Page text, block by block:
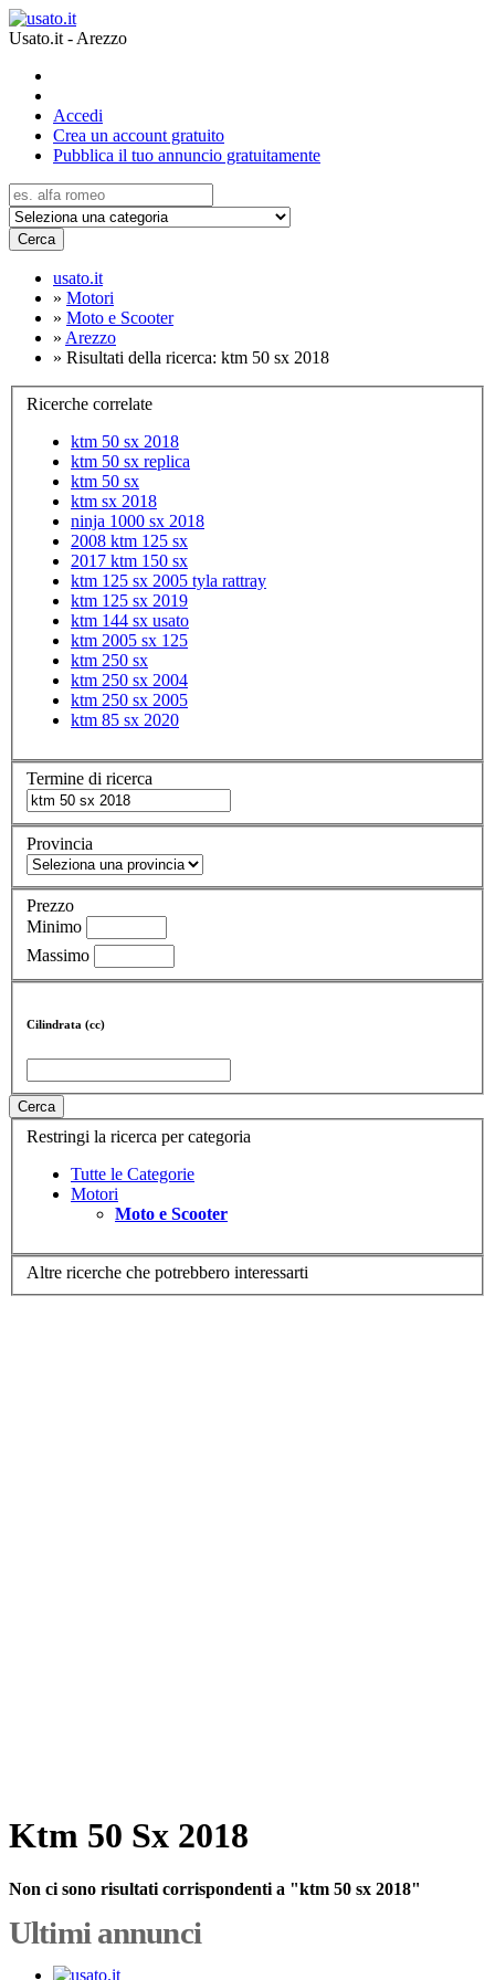
Usato.it - Arezzo
Accedi
Crea un account gratuito
Pubblica il tuo annuncio gratuitamente
Cerca
usato.it
» Motori
» Moto e Scooter
» Arezzo
» Risultati della ricerca: ktm 50 sx 2018
Ricerche correlate
ktm 50 sx 2018
ktm 50 sx replica
ktm 50 sx
ktm sx 2018
ninja 1000 sx 2018
2008 ktm 125 sx
2017 ktm 150 sx
ktm 125 sx 2005 tyla rattray
ktm 125 sx 2019
ktm 144 sx usato
ktm 2005 sx 125
ktm 250 sx
ktm 250 sx 2004
ktm 250 sx 2005
ktm 85 sx 2020
Termine di ricerca
Provincia
Prezzo
Minimo
Massimo
Cilindrata (cc)
Cerca
Restringi la ricerca per categoria
Tutte le Categorie
Motori
Moto e Scooter
Altre ricerche che potrebbero interessarti
Ktm 50 Sx 2018
Non ci sono risultati corrispondenti a "ktm 50 sx 2018"
Ultimi annunci